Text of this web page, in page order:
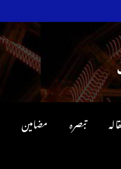
تبصرہ مضامین